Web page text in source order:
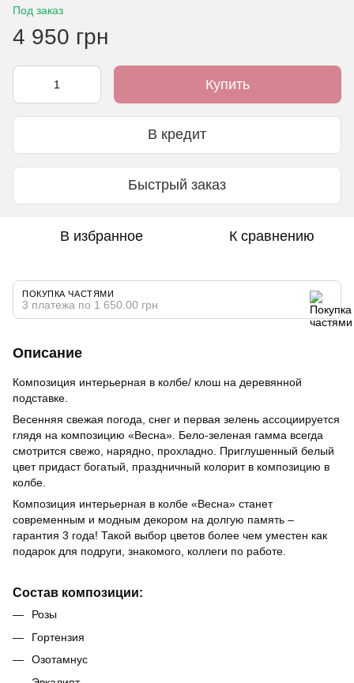
Под заказ
4 950 грн
Купить
В кредит
Быстрый заказ
В избранное К сравнению
ПОКУПКА ЧАСТЯМИ
3 платежа по 1 650.00 грн
Описание
Композиция интерьерная в колбе/ клош на деревянной
подставке.
Весенняя свежая погода, снег и первая зелень ассоциируется
глядя на композицию «Весна». Бело-зеленая гамма всегда
смотрится свежо, нарядно, прохладно. Приглушенный белый
цвет придаст богатый, праздничный колорит в композицию в
колбе.
Композиция интерьерная в колбе «Весна» станет
современным и модным декором на долгую память –
гарантия 3 года! Такой выбор цветов более чем уместен как
подарок для подруги, знакомого, коллеги по работе.
Состав композиции:
Розы
Гортензия
Озотамнус